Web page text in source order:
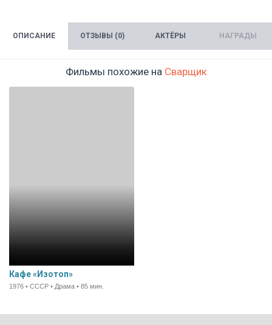
ОПИСАНИЕ ОТЗЫВЫ (0) АКТЁРЫ НАГРАДЫ
Фильмы похожие на Сварщик
Кафе «Изотоп»
1976 • СССР • Драма • 85 мин.